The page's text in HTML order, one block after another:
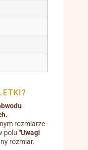
rozmiarze -
polu "Uwagi
rozmiar.